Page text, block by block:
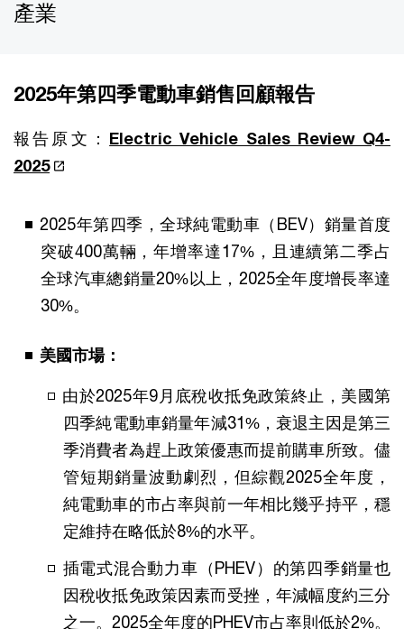
產業
2025年第四季電動車銷售回顧報告
報告原文： Electric Vehicle Sales Review Q4-
2025
2025年第四季，全球純電動車（BEV）銷量首度
突破400萬輛，年增率達17%，且連續第二季占
全球汽車總銷量20%以上，2025全年度增長率達
30%。
美國市場：
由於2025年9月底稅收抵免政策終止，美國第
四季純電動車銷量年減31%，衰退主因是第三
季消費者為趕上政策優惠而提前購車所致。儘
管短期銷量波動劇烈，但綜觀2025全年度，
純電動車的市占率與前一年相比幾乎持平，穩
定維持在略低於8%的水平。
插電式混合動力車（PHEV）的第四季銷量也
因稅收抵免政策因素而受挫，年減幅度約三分
之一。2025全年度的PHEV市占率則低於2%。